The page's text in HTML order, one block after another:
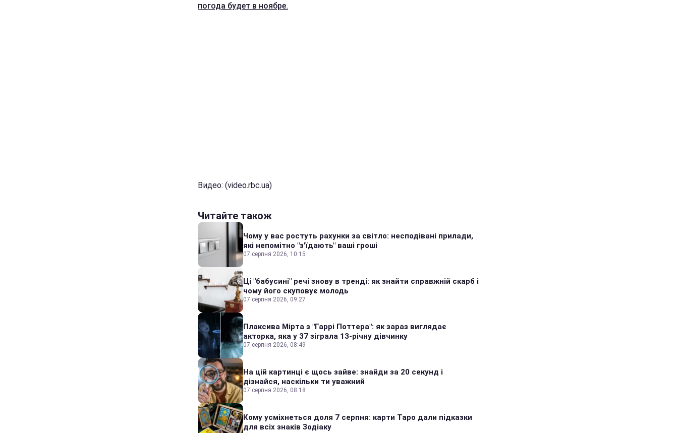
погода будет в ноябре.
Видео: (video.rbc.ua)
Читайте також
Чому у вас ростуть рахунки за світло: несподівані прилади,
які непомітно "з'їдають" ваші гроші
07 серпня 2026, 10:15
Ці "бабусині" речі знову в тренді: як знайти справжній скарб і
чому його скуповує молодь
07 серпня 2026, 09:27
Плаксива Мірта з "Гаррі Поттера": як зараз виглядає
акторка, яка у 37 зіграла 13-річну дівчинку
07 серпня 2026, 08:49
На цій картинці є щось зайве: знайди за 20 секунд і
дізнайся, наскільки ти уважний
07 серпня 2026, 08:18
Кому усміхнеться доля 7 серпня: карти Таро дали підказки
для всіх знаків Зодіаку